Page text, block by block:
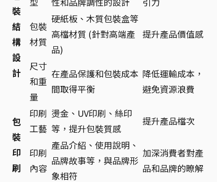
裝
結
構
設
計
包裝
材質
硬紙板、木質包裝盒等
高檔材質 (針對高端產
品)
提升產品價值感
尺寸
和重
量
在產品保護和包裝成本
間取得平衡
降低運輸成本，
避免資源浪費
包
裝
印
刷
印刷
工藝
燙金、UV印刷、絲印
等，提升包裝質感
提升產品檔次
印刷
內容
產品介紹、使用說明、
品牌故事等，與品牌形
象相符
加深消費者對產
品和品牌的瞭解